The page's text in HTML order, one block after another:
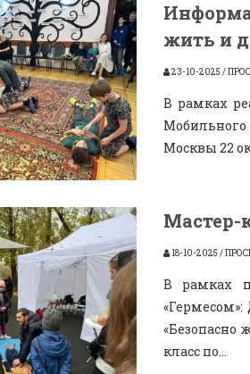
жить и
23-10-2025 /
В рамках
Москвы 22
Мастер-
18-10-2025 /
В рамках
«Безопасно
класс по...